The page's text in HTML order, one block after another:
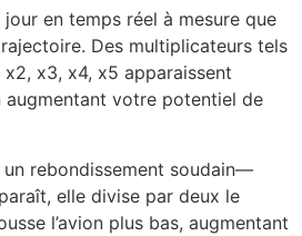
en temps réel à mesure que
Des multiplicateurs tels
x3, x4, x5 apparaissent
augmentant votre potentiel de
rebondissement soudain—
elle divise par deux le
l’avion plus bas, augmentant